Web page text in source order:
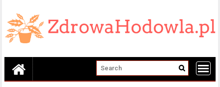
content